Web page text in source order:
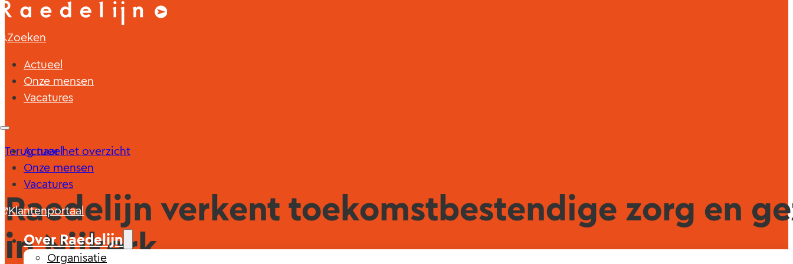
Zoeken
Actueel
Onze mensen
Vacatures
Actueel
Onze mensen
Vacatures
Klantenportaal
Over Raedelijn
Organisatie
Terug naar het overzicht
Raedelijn verkent toekomstbestendige zorg en
in Nijkerk